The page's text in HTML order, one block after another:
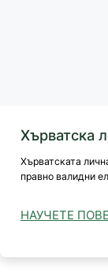
Хърватска
Хърватската
правно валидни
НАУЧЕТЕ